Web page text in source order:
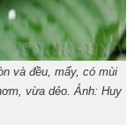
và đều, mẩy, có mùi
vừa dẻo. Ảnh: Huy